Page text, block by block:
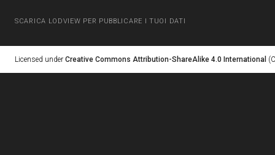
SCARICA LODVIEW PER PUBBLICARE I TUOI DATI
Licensed under Creative Commons Attribution-ShareAlike 4.0 International